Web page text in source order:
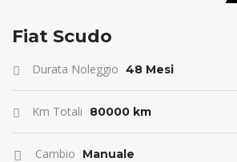
ANTICIPO 0
Fiat Scudo
Durata Noleggio 48 Mesi
Km Totali 80000 km
Cambio Manuale